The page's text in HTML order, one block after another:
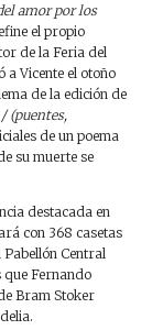
amor por los
el propio
de la Feria del
Vicente el otoño
de la edición de
(puentes,
de un poema
su muerte se
destacada en
con 368 casetas
Pabellón Central
que Fernando
Bram Stoker